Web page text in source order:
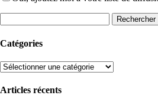
Catégories
Catégories
Articles récents